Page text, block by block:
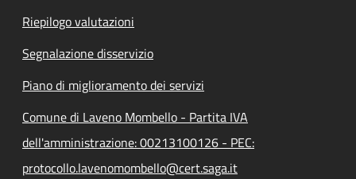
Riepilogo valutazioni
Segnalazione disservizio
Piano di miglioramento dei servizi
Comune di Laveno Mombello - Partita IVA
dell'amministrazione: 00213100126 - PEC:
protocollo.lavenomombello@cert.saga.it